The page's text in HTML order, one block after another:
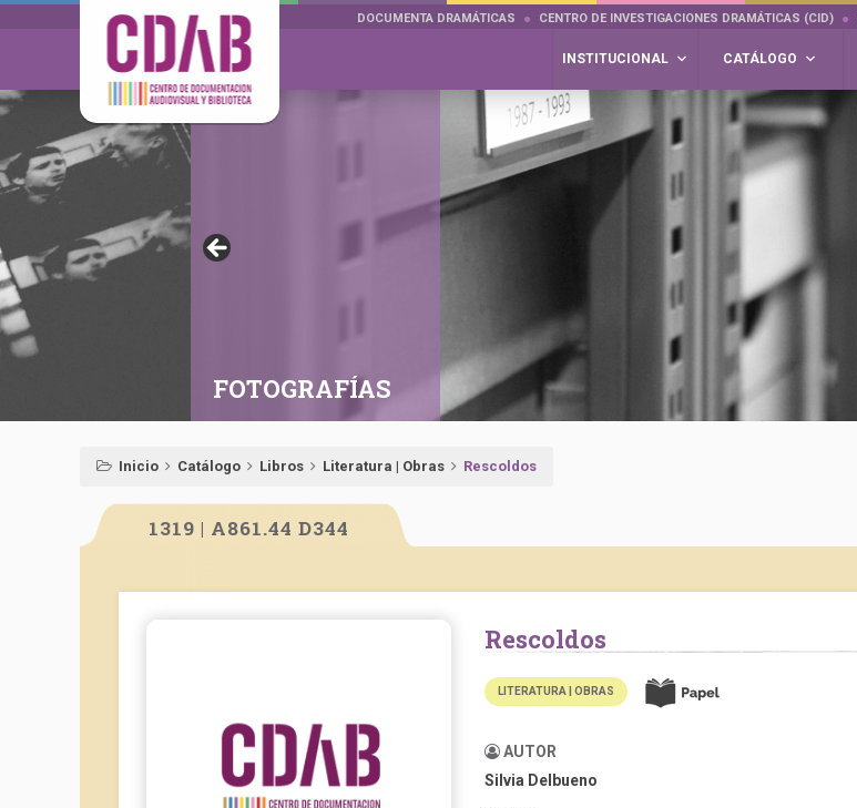
DOCUMENTA DRAMÁTICAS CENTRO DE INVESTIGACIONES DRAMÁTICAS (CID)
INSTITUCIONAL CATÁLOGO
FOTOGRAFÍAS
Inicio Catálogo Libros Literatura | Obras Rescoldos
1319 | A861.44 D344
Rescoldos
LITERATURA | OBRAS
AUTOR
Silvia Delbueno